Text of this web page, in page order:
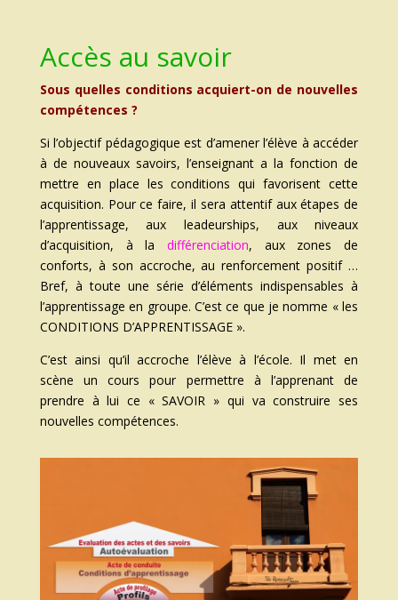
Accès au savoir
Sous quelles conditions acquiert-on de nouvelles
compétences ?
Si l’objectif pédagogique est d’amener l’élève à accéder
à de nouveaux savoirs, l’enseignant a la fonction de
mettre en place les conditions qui favorisent cette
acquisition. Pour ce faire, il sera attentif aux étapes de
l’apprentissage, aux leadeurships, aux niveaux
d’acquisition, à la différenciation, aux zones de
conforts, à son accroche, au renforcement positif …
Bref, à toute une série d’éléments indispensables à
l’apprentissage en groupe. C’est ce que je nomme « les
CONDITIONS D’APPRENTISSAGE ».
C’est ainsi qu’il accroche l’élève à l’école. Il met en
scène un cours pour permettre à l’apprenant de
prendre à lui ce « SAVOIR » qui va construire ses
nouvelles compétences.